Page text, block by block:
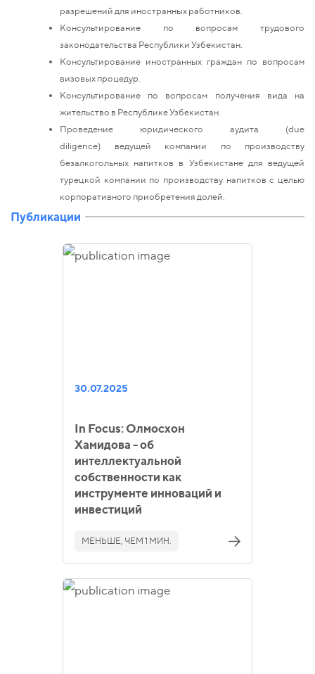
разрешений для иностранных работников.
Консультирование по вопросам трудового
законодательства Республики Узбекистан.
Консультирование иностранных граждан по вопросам
визовых процедур.
Консультирование по вопросам получения вида на
жительство в Республике Узбекистан.
Проведение юридического аудита (due
diligence) ведущей компании по производству
безалкогольных напитков в Узбекистане для ведущей
турецкой компании по производству напитков с целью
корпоративного приобретения долей.
Публикации
30.07.2025
In Focus: Олмосхон
Хамидова - об
интеллектуальной
собственности как
инструменте инноваций и
инвестиций
МЕНЬШЕ, ЧЕМ 1 МИН.